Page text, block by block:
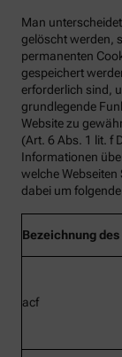
Man
gelöscht werden,
permanenten
gespeichert
erforderlich sind,
grundlegende
Website zu
(Art. 6 Abs. 1 lit. f
Informationen
welche
dabei um
Bezeichnungdes
acf